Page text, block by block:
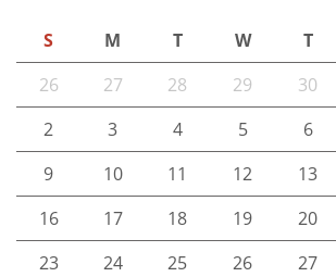
S M T W T
26 27 28 29 30
2
3 4 5 6
9
10 11 12 13
16
17 18 19 20
23
24 25 26 27